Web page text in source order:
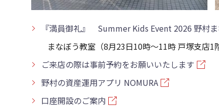
『満員御礼』 Summer Kids Event 2026 野村
まなぼう教室（8月23日10時～11時 戸塚支店1
ご来店の際は事前予約をお願いいたします
野村の資産運用アプリ NOMURA
口座開設のご案内